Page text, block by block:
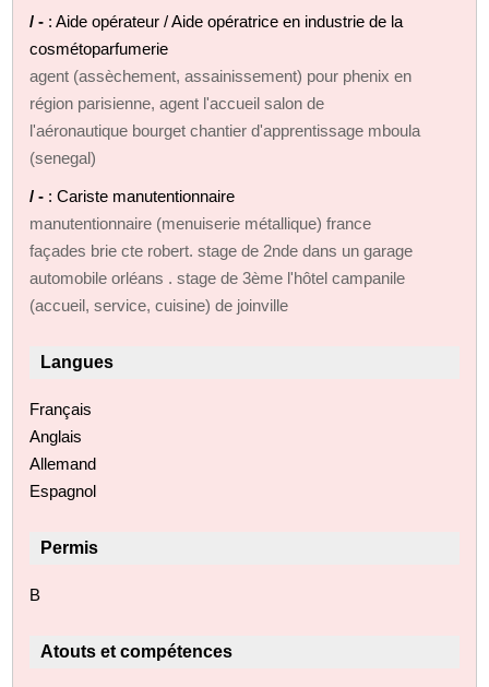
/ - : Aide opérateur / Aide opératrice en industrie de la
cosmétoparfumerie
agent (assèchement, assainissement) pour phenix en
région parisienne, agent l'accueil salon de
l'aéronautique bourget chantier d'apprentissage mboula
(senegal)
/ - : Cariste manutentionnaire
manutentionnaire (menuiserie métallique) france
façades brie cte robert. stage de 2nde dans un garage
automobile orléans . stage de 3ème l'hôtel campanile
(accueil, service, cuisine) de joinville
Langues
Français
Anglais
Allemand
Espagnol
Permis
B
Atouts et compétences